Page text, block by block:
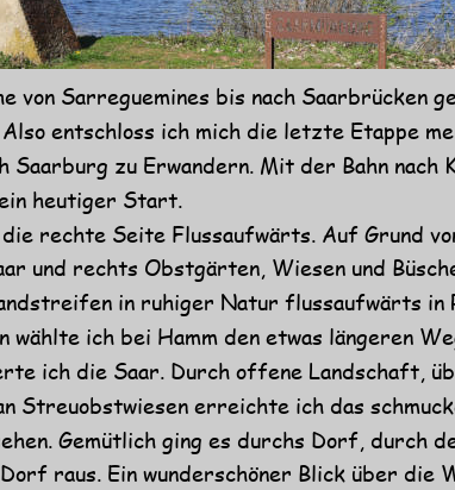
Sarreguemines bis nach Saarbrücken
entschloss ich mich die letzte Etappe
Saarburg zu Erwandern. Mit der Bahn
heutiger Start.
rechte Seite Flussaufwärts. Auf Grund
und rechts Obstgärten, Wiesen und
in ruhiger Natur flussaufwärts in
wählte ich bei Hamm den etwas längeren
ich die Saar. Durch offene Landschaft,
Streuobstwiesen erreichte ich das
Gemütlich ging es durchs Dorf, durch
raus. Ein wunderschöner Blick über die